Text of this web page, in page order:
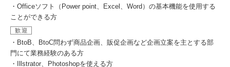
・Officeソフト（Power point、Excel、Word）の基本機能を使用する
ことができる方
歓迎
・BtoB、BtoC問わず商品企画、販促企画など企画立案を主とする部
門にて業務経験のある方
・Illstrator、Photoshopを使える方